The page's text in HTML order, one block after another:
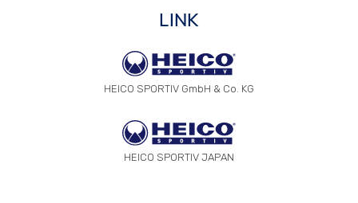
LINK
HEICO SPORTIV GmbH & Co. KG
HEICO SPORTIV JAPAN